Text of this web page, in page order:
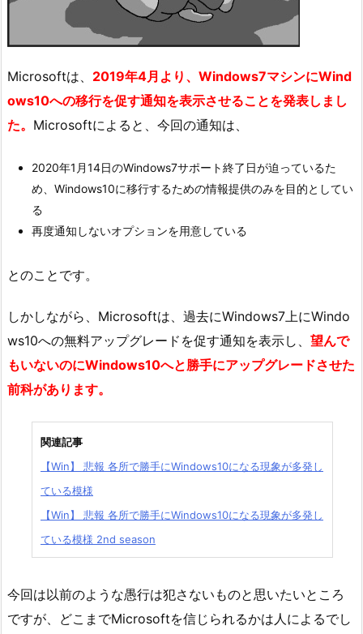
Microsoftは、 2019年4月より、Windows7マシンにWind
ows10への移行を促す通知を表示させることを発表しまし
た。 Microsoftによると、今回の通知は、
2020年1月14日のWindows7サポート終了日が迫っているた
め、Windows10に移行するための情報提供のみを目的としてい
る
再度通知しないオプションを用意している
とのことです。
しかしながら、Microsoftは、過去にWindows7上にWindo
ws10への無料アップグレードを促す通知を表示し、 望んで
もいないのにWindows10へと勝手にアップグレードさせた
前科があります。
関連記事
【Win】 悲報 各所で勝手にWindows10になる現象が多発し
ている模様
【Win】 悲報 各所で勝手にWindows10になる現象が多発し
ている模様 2nd season
今回は以前のような愚行は犯さないものと思いたいところ
ですが、どこまでMicrosoftを信じられるかは人によるでし